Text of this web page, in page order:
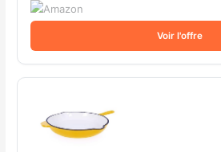
Voir l'offre